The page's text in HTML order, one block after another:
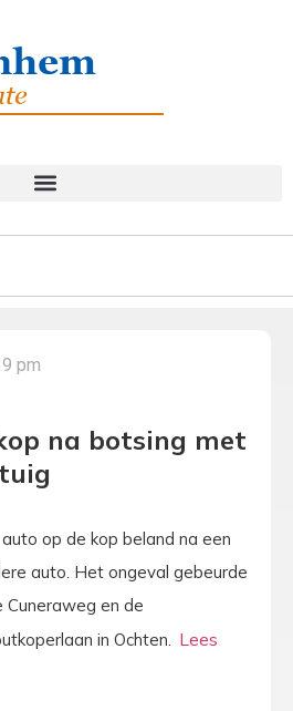
pm
na botsing met
op de kop beland na een
auto. Het ongeval gebeurde
Cuneraweg en de
in Ochten.